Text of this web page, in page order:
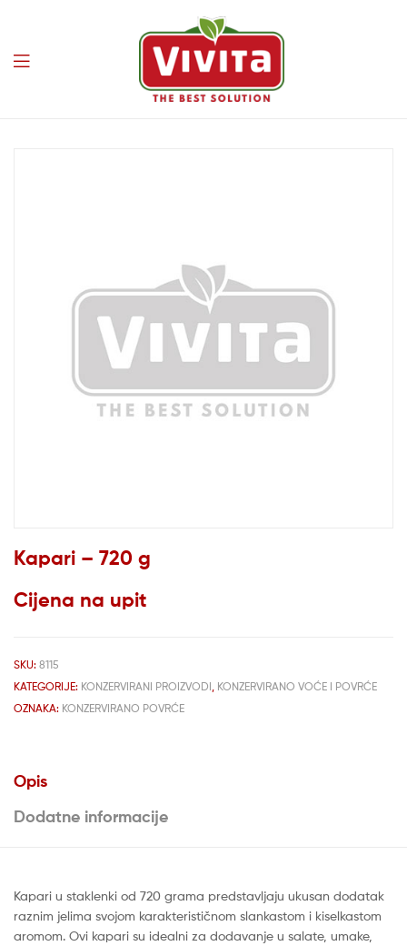
Kapari – 720 g
Cijena na upit
SKU: 8115
KATEGORIJE: KONZERVIRANI PROIZVODI, KONZERVIRANO VOĆE I POVRĆE
OZNAKA: KONZERVIRANO POVRĆE
Opis
Dodatne informacije
Kapari u staklenki od 720 grama predstavljaju ukusan dodatak
raznim jelima svojom karakterističnom slankastom i kiselkastom
aromom. Ovi kapari su idealni za dodavanje u salate, umake,